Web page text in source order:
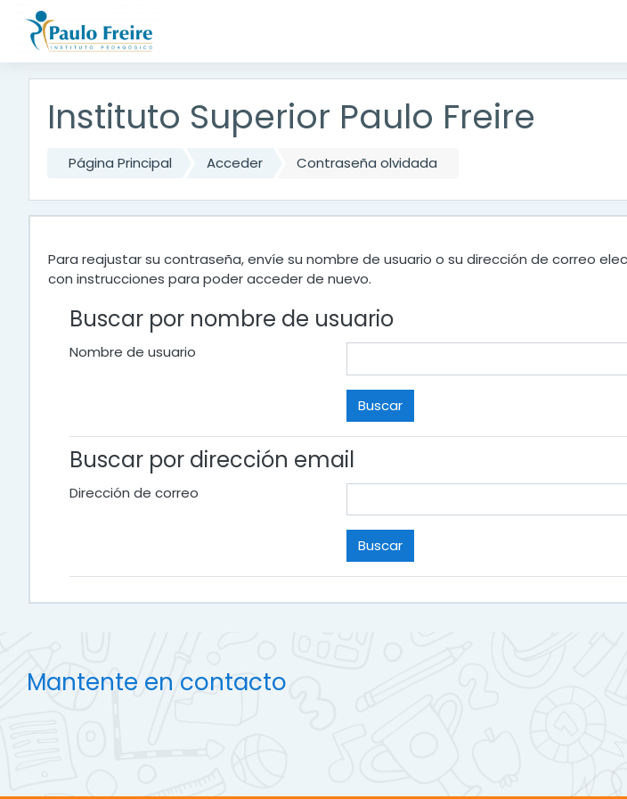
Salta al contenido principal
Instituto Superior Paulo Freire
Página Principal Acceder Contraseña olvidada
Para reajustar su contraseña, envíe su nombre de usuario o su dirección de correo
con instrucciones para poder acceder de nuevo.
Buscar por nombre de usuario
Nombre de usuario
Buscar por dirección email
Dirección de correo
Mantente en contacto